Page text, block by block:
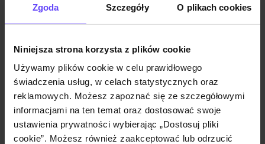
Zgoda Szczegóły O plikach cookies
Niniejsza strona korzysta z plików cookie
Używamy plików cookie w celu prawidłowego
świadczenia usług, w celach statystycznych oraz
reklamowych. Możesz zapoznać się ze szczegółowymi
informacjami na ten temat oraz dostosować swoje
ustawienia prywatności wybierając „Dostosuj pliki
cookie”. Możesz również zaakceptować lub odrzucić
Opis produktu
Szczegóły
Skład i wymiary